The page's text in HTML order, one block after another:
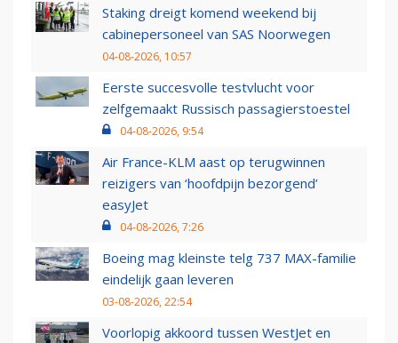
Staking dreigt komend weekend bij
cabinepersoneel van SAS Noorwegen
04-08-2026, 10:57
Eerste succesvolle testvlucht voor
zelfgemaakt Russisch passagierstoestel
04-08-2026, 9:54
Air France-KLM aast op terugwinnen
reizigers van ‘hoofdpijn bezorgend’
easyJet
04-08-2026, 7:26
Boeing mag kleinste telg 737 MAX-familie
eindelijk gaan leveren
03-08-2026, 22:54
Voorlopig akkoord tussen WestJet en